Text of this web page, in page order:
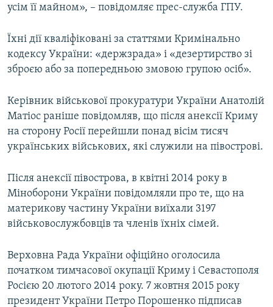
Усі сайти RFE/RL
усім її майном», – повідомляє прес-служба ГПУ.
Їхні дії кваліфіковані за статтями Кримінально
кодексу України: «держзрада» і «дезертирство зі
зброєю або за попередньою змовою групою осіб».
Керівник військової прокуратури України Анатолій
Матіос раніше повідомляв, що після анексії Криму
на сторону Росії перейшли понад вісім тисяч
українських військових, які служили на півострові.
Після анексії півострова, в квітні 2014 року в
Міноборони України повідомляли про те, що на
материкову частину України виїхали 3197
військовослужбовців та членів їхніх сімей.
Верховна Рада України офіційно оголосила
початком тимчасової окупації Криму і Севастополя
Росією 20 лютого 2014 року. 7 жовтня 2015 року
президент України Петро Порошенко підписав